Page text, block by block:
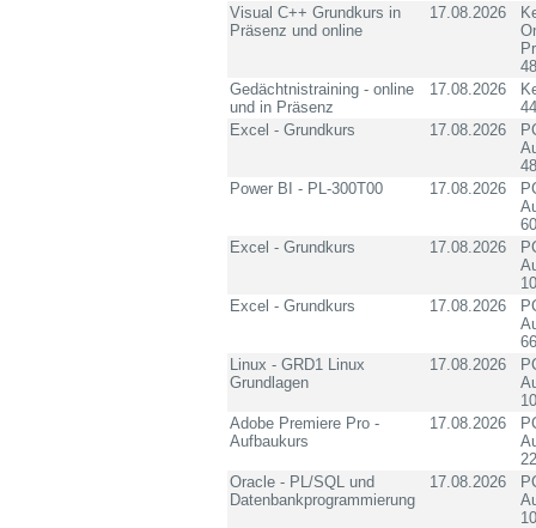
Visual C++ Grundkurs in
Präsenz und online
17.08.2026
Gedächtnistraining - online
und in Präsenz
17.08.2026
Excel - Grundkurs
17.08.2026
Power BI - PL-300T00
17.08.2026
Excel - Grundkurs
17.08.2026
Excel - Grundkurs
17.08.2026
Linux - GRD1 Linux
Grundlagen
17.08.2026
Adobe Premiere Pro -
Aufbaukurs
17.08.2026
Oracle - PL/SQL und
Datenbankprogrammierung
17.08.2026